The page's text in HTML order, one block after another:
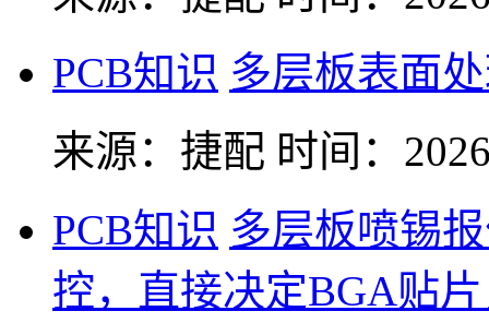
PCB知识 多层板表面
来源：捷配 时间：
PCB知识 多层板喷锡
控，直接决定BGA贴